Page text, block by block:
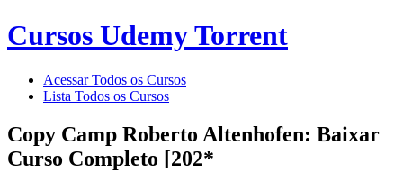
Cursos Udemy Torrent
Acessar Todos os Cursos
Lista Todos os Cursos
Copy Camp Roberto Altenhofen: Baixar
Curso Completo [202*